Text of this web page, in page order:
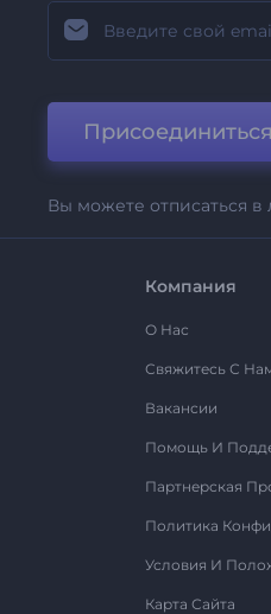
Присоединиться
Вы можете отписаться
Компания
О Нас
Свяжитесь С
Вакансии
Помощь И
Партнерская
Политика
Условия И
Карта Сайта